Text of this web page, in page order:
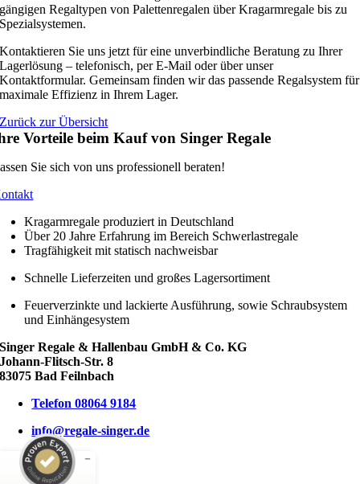
gängigen Regaltypen von Palettenregalen über Kragarmregale bis zu
Spezialsystemen.
Kontaktieren Sie uns jetzt für eine unverbindliche Beratung zu Ihrer
Lagerlösung – telefonisch, per E-Mail oder über unser
Kontaktformular. Gemeinsam finden wir das passende Regalsystem für
maximale Effizienz in Ihrem Lager.
Zurück zur Übersicht
Vorteile beim Kauf von Singer Regale
Sie sich von uns professionell beraten!
Kragarmregale produziert in Deutschland
Über 20 Jahre Erfahrung im Bereich Schwerlastregale
Tragfähigkeit mit statisch nachweisbar
Schnelle Lieferzeiten und großes Lagersortiment
Feuerverzinkte und lackierte Ausführung, sowie Schraubsystem
und Einhängesystem
Singer Regale & Hallenbau GmbH & Co. KG
Johann-Flitsch-Str. 8
83075 Bad Feilnbach
Telefon 08064 9184
info@regale-singer.de